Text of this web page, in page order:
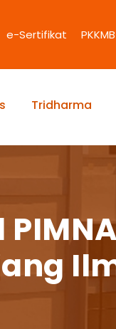
e-Sertifikat PKKMB
Tridharma